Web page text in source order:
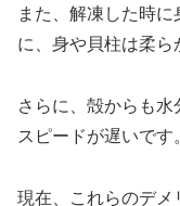
また、解凍した時
に、身や貝柱は柔ら
さらに、殻からも
スピードが遅いです
現在、これらのデメ